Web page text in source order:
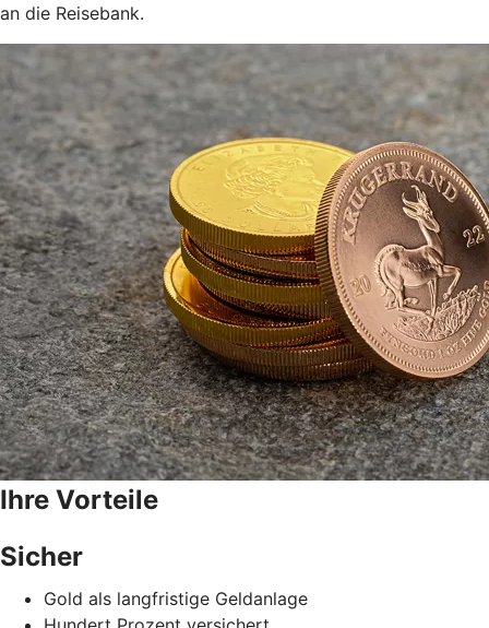
an die Reisebank.
Ihre Vorteile
Sicher
Gold als langfristige Geldanlage